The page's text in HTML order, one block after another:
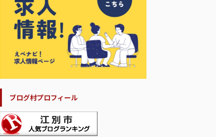
ブログ村プロフィール